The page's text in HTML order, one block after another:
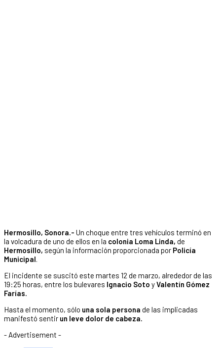
Hermosillo, Sonora.- Un choque entre tres vehículos terminó en
la volcadura de uno de ellos en la colonia Loma Linda, de
Hermosillo, según la información proporcionada por Policía
Municipal.
El incidente se suscitó este martes 12 de marzo, alrededor de las
19:25 horas, entre los bulevares Ignacio Soto yValentín Gómez
Farías.
Hasta el momento, sólo una sola persona de las implicadas
manifestó sentir un leve dolor de cabeza.
- Advertisement -